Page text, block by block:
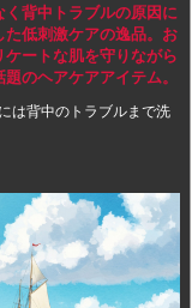
背中トラブルの原因に
た低刺激ケアの逸品。お
ートな肌を守りながら
のヘアケアアイテム。
は背中のトラブルまで洗